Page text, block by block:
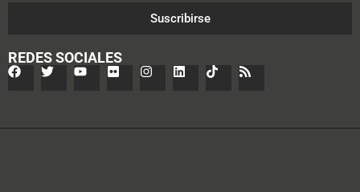
Suscribirse
REDES SOCIALES